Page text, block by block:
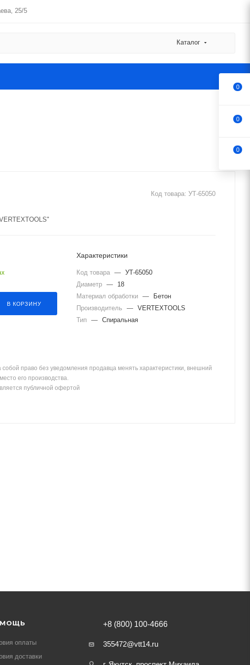
25/5
Каталог
Код товара: УТ-65050
В КОРЗИНУ
Характеристики
Код товара — УТ-65050
Диаметр —
18
Материал обработки —
Бетон
Производитель
— VERTEXTOOLS
Тип
— Спиральная
собой право без уведомления продавца менять характеристики, внешний
его производства.
публичной офертой
оплаты
доставки
+8 (800) 100-4666
355472@vtt14.ru
0
0
0